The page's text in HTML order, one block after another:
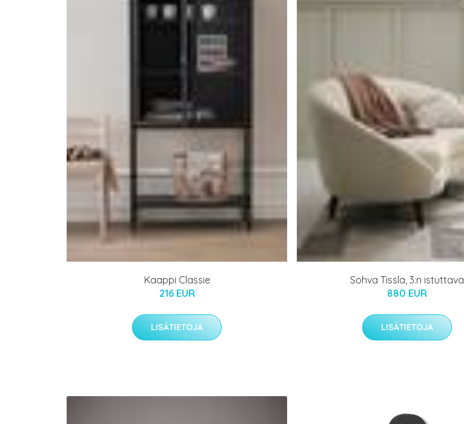
Kaappi Classie
216 EUR
LISÄTIETOJA
Sohva Tissla, 3:n istuttava
880 EUR
LISÄTIETOJA